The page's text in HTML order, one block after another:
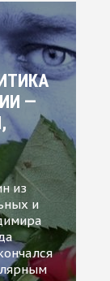
—
из
и